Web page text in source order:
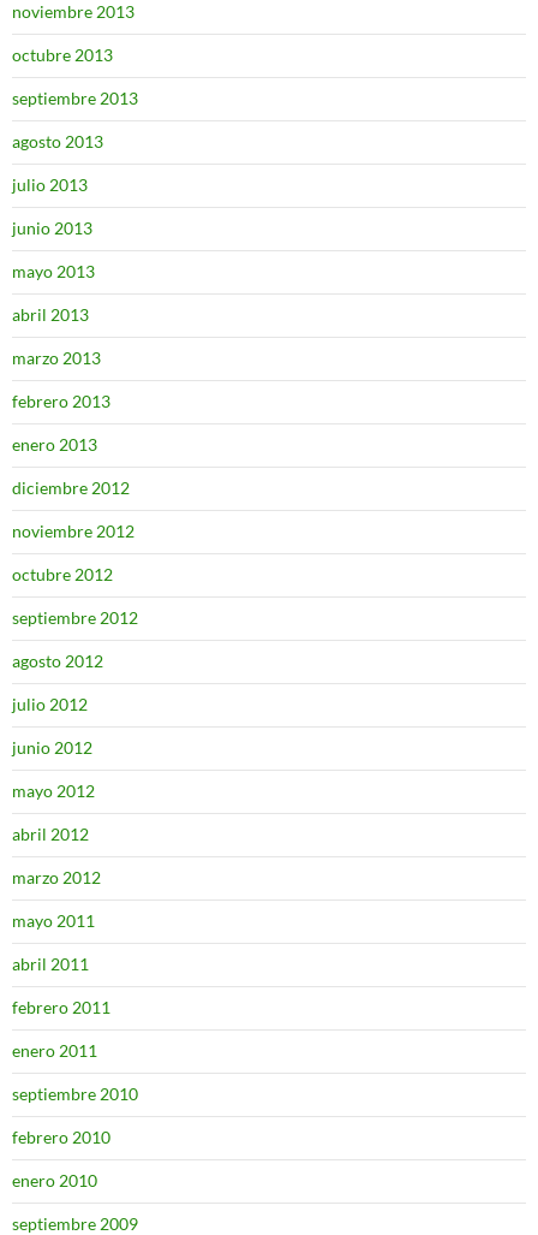
noviembre 2013
octubre 2013
septiembre 2013
agosto 2013
julio 2013
junio 2013
mayo 2013
abril 2013
marzo 2013
febrero 2013
enero 2013
diciembre 2012
noviembre 2012
octubre 2012
septiembre 2012
agosto 2012
julio 2012
junio 2012
mayo 2012
abril 2012
marzo 2012
mayo 2011
abril 2011
febrero 2011
enero 2011
septiembre 2010
febrero 2010
enero 2010
septiembre 2009